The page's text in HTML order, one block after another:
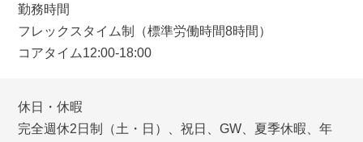
勤務時間
フレックスタイム制（標準労働時間8時間）
コアタイム12:00-18:00
休日・休暇
完全週休2日制（土・日）、祝日、GW、夏季休暇、年